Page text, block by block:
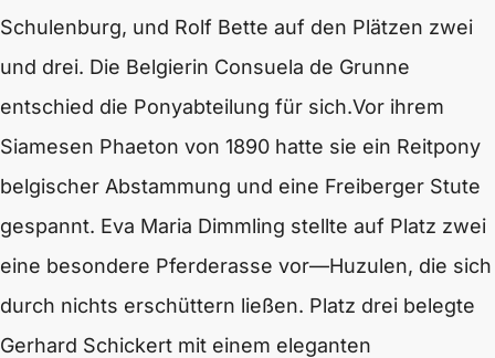
Schulenburg, und Rolf Bette auf den Plätzen zwei
und drei. Die Belgierin Consuela de Grunne
entschied die Ponyabteilung für sich.Vor ihrem
Siamesen Phaeton von 1890 hatte sie ein Reitpony
belgischer Abstammung und eine Freiberger Stute
gespannt. Eva Maria Dimmling stellte auf Platz zwei
eine besondere Pferderasse vor—Huzulen, die sich
durch nichts erschüttern ließen. Platz drei belegte
Gerhard Schickert mit einem eleganten